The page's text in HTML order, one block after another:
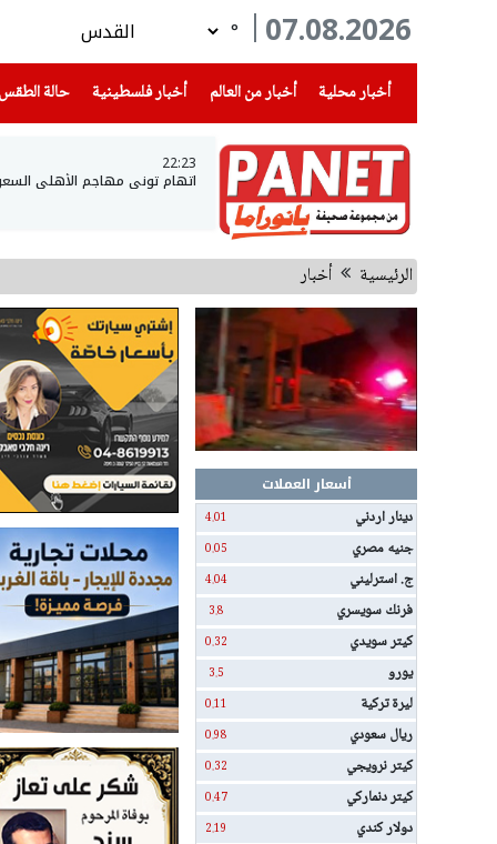
07.08.2026
°
أخبار محلية
(current) أخبار من العالم أخبار فلسطينية(current) حالة الطقس
22:23
اتهام توني مهاجم الأهلي
الرئيسية أخبار
أسعار العملات
دينار اردني
4.01
جنيه مصري 0.05
ج. استرليني 4.04
فرنك سويسري 3.8
كيتر سويدي 0.32
يورو 3.5
ليرة تركية 0.11
ريال سعودي 0.98
كيتر نرويجي 0.32
كيتر دنماركي 0.47
دولار كندي 2.19